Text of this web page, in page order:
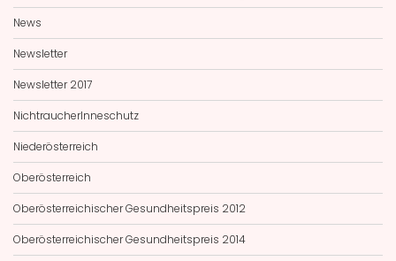
News
Newsletter
Newsletter 2017
NichtraucherInneschutz
Niederösterreich
Oberösterreich
Oberösterreichischer Gesundheitspreis 2012
Oberösterreichischer Gesundheitspreis 2014